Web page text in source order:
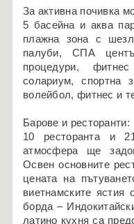
За активна почивка
5 басейна и аква
плажна зона с
палуби, СПА
процедури,
солариум, спортна
волейбол, фитнес и
Барове и ресторанти:
10 ресторанта и
атмосфера ще
Освен основните
цената на
виетнамските ястия
борда –
латино кухня са